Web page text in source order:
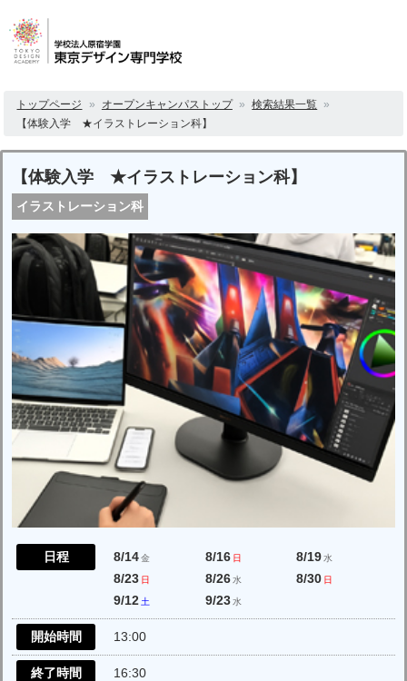
トップページ オープンキャンパストップ
検索結果一覧
【体験入学 ★イラストレーション科】
【体験入学 ★イラストレーション科】
イラストレーション科
日程 8/14金 8/16 日 8/19 水
8/23 日 8/26 水 8/30 日
9/12 土 9/23 水
開始時間 13:00
終了時間 16:30